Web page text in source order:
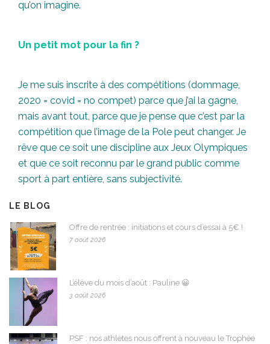
qu’on imagine.
Un petit mot pour la fin ?
Je me suis inscrite à des compétitions (dommage,
2020 = covid = no compet) parce que j’ai la gagne,
mais avant tout, parce que je pense que c’est par la
compétition que l’image de la Pole peut changer. Je
rêve que ce soit une discipline aux Jeux Olympiques
et que ce soit reconnu par le grand public comme
sport à part entière, sans subjectivité.
LE BLOG
Offre de rentrée : initiations et cours d’essai à 5€ !
7 août 2026
L’élève du mois d’août : Pauline 😀
3 août 2026
PSF : nos athlètes nous offrent à nouveau le Trophée